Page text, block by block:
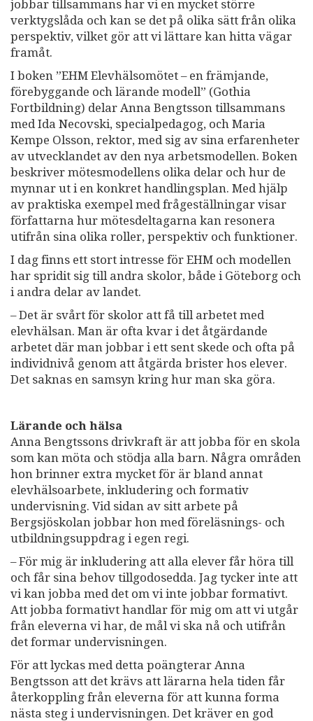
jobbar tillsammans har vi en mycket större
verktygslåda och kan se det på olika sätt från olika
perspektiv, vilket gör att vi lättare kan hitta vägar
framåt.
I boken ”EHM Elevhälsomötet – en främjande,
förebyggande och lärande modell” (Gothia
Fortbildning) delar Anna Bengtsson tillsammans
med Ida Necovski, specialpedagog, och Maria
Kempe Olsson, rektor, med sig av sina erfarenheter
av utvecklandet av den nya arbetsmodellen. Boken
beskriver mötesmodellens olika delar och hur de
mynnar ut i en konkret handlingsplan. Med hjälp
av praktiska exempel med frågeställningar visar
författarna hur mötesdeltagarna kan resonera
utifrån sina olika roller, perspektiv och funktioner.
I dag finns ett stort intresse för EHM och modellen
har spridit sig till andra skolor, både i Göteborg och
i andra delar av landet.
– Det är svårt för skolor att få till arbetet med
elevhälsan. Man är ofta kvar i det åtgärdande
arbetet där man jobbar i ett sent skede och ofta på
individnivå genom att åtgärda brister hos elever.
Det saknas en samsyn kring hur man ska göra.
Lärande och hälsa
Anna Bengtssons drivkraft är att jobba för en skola
som kan möta och stödja alla barn. Några områden
hon brinner extra mycket för är bland annat
elevhälsoarbete, inkludering och formativ
undervisning. Vid sidan av sitt arbete på
Bergsjöskolan jobbar hon med föreläsnings- och
utbildningsuppdrag i egen regi.
– För mig är inkludering att alla elever får höra till
och får sina behov tillgodosedda. Jag tycker inte att
vi kan jobba med det om vi inte jobbar formativt.
Att jobba formativt handlar för mig om att vi utgår
från eleverna vi har, de mål vi ska nå och utifrån
det formar undervisningen.
För att lyckas med detta poängterar Anna
Bengtsson att det krävs att lärarna hela tiden får
återkoppling från eleverna för att kunna forma
nästa steg i undervisningen. Det kräver en god